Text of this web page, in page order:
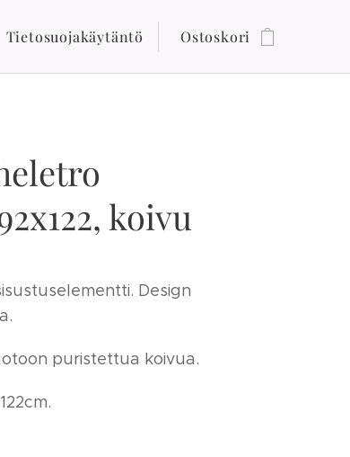
Tietosuojakäytäntö Ostoskori
koivu
Design
puristettua koivua.